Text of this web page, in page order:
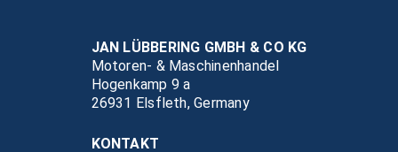
JAN LÜBBERING GMBH & CO KG
Motoren- & Maschinenhandel
Hogenkamp 9 a
26931 Elsfleth, Germany
KONTAKT